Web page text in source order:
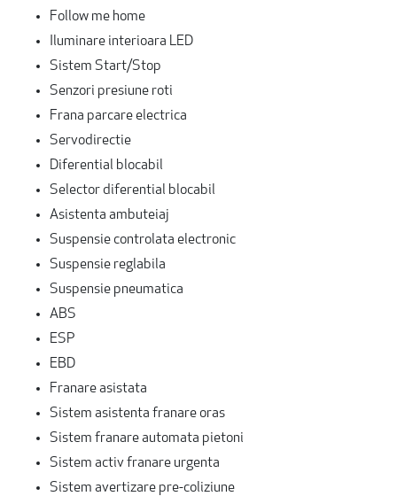
Follow me home
Iluminare interioara LED
Sistem Start/Stop
Senzori presiune roti
Frana parcare electrica
Servodirectie
Diferential blocabil
Selector diferential blocabil
Asistenta ambuteiaj
Suspensie controlata electronic
Suspensie reglabila
Suspensie pneumatica
ABS
ESP
EBD
Franare asistata
Sistem asistenta franare oras
Sistem franare automata pietoni
Sistem activ franare urgenta
Sistem avertizare pre-coliziune